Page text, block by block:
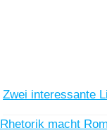
Zwei interessante
Rhetorik macht